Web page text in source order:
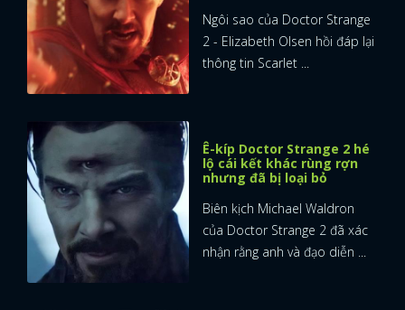
Ngôi sao của Doctor Strange
2 - Elizabeth Olsen hồi đáp lại
thông tin Scarlet ...
Ê-kíp Doctor Strange 2 hé
lộ cái kết khác rùng rợn
nhưng đã bị loại bỏ
Biên kịch Michael Waldron
của Doctor Strange 2 đã xác
nhận rằng anh và đạo diễn ...